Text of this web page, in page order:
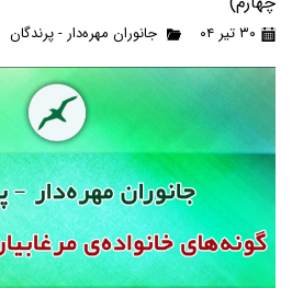
۳۰ تیر ۰۴ جانوران مهره‌دار - پرندگان